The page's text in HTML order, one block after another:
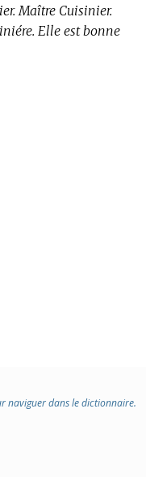
Maître Cuisinier.
Elle est bonne
naviguer dans le dictionnaire.